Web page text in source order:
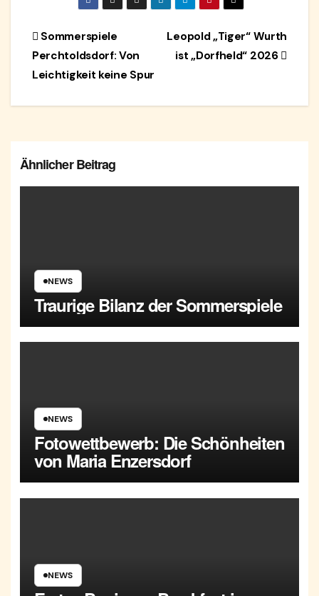
BeitragsnavigationLeopold „Tiger“ Wurth
ist „Dorfheld“ 2026
Sommerspiele
Perchtoldsdorf: Von
Leichtigkeit keine Spur
Ähnlicher Beitrag
NEWS
Traurige Bilanz der Sommerspiele
NEWS
Fotowettbewerb: Die Schönheiten
von Maria Enzersdorf
NEWS